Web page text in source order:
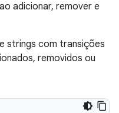
adicionar, remover e
strings com transições
removidos ou